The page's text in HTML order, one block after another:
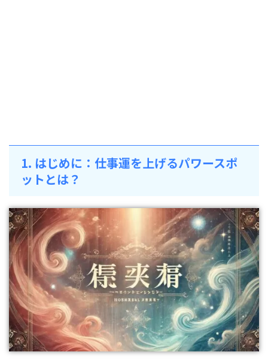
1. はじめに：仕事運を上げるパワースポ
ットとは？